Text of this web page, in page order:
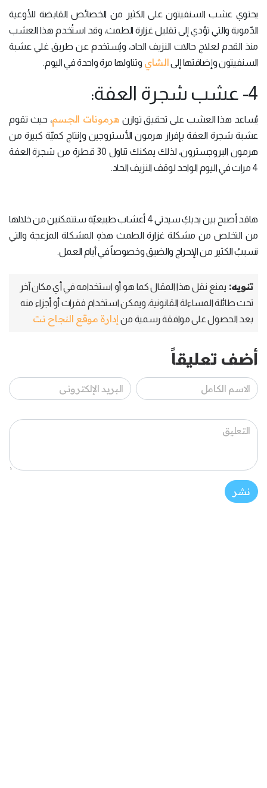
يحتوي عشب السنفيتون على الكثير من الخصائص القابضة للأوعية
الدّموية والتي تؤدي إلى تقليل غزارة الطمث، وقد استُخدم هذا العشب
منذ القدم لعلاج حالات النزيف الحاد، ويُستخدم عن طريق غلي عشبة
السنفيتون وإضافتها إلىالشاي وتناولها مرة واحدة في اليوم.
4- عشب شجرة العفة:
يُساعد هذا العشب على تحقيق توازن هرمونات الجسم، حيث تقوم
عشبة شجرة العفة بإفراز هرمون الأستروجين وإنتاج كميّة كبيرة من
هرمون البروجسترون، لذلك يمكنك تناول 30 قطرة من شجرة العفة
4 مرات في اليوم الواحد لوقف النزيف الحاد.
هاقد أصبح بين يديكِ سيدتي 4 أعشاب طبيعيّة ستتمكنين من خلالها
من التخلص من مشكلة غزارة الطمث هذهِ المشكلة المزعجة والتي
تسببُ الكثير من الإحراج والضيق وخصوصاً في أيام العمل.
تنويه: يمنع نقل هذا المقال كما هو أو استخدامه في أي مكان آخر
تحت طائلة المساءلة القانونية، ويمكن استخدام فقرات أو أجزاء منه
بعد الحصول على موافقة رسمية من إدارة موقع النجاح نت
أضف تعليقاً
نشر